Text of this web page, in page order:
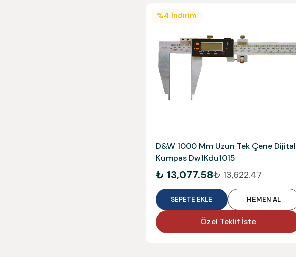
%4 İndirim
D&W 1000 Mm Uzun Tek Çene Dijital
Kumpas Dw1Kdu1015
₺ 13,077.58₺ 13,622.47
SEPETE EKLE HEMEN AL
Özel Teklif İste